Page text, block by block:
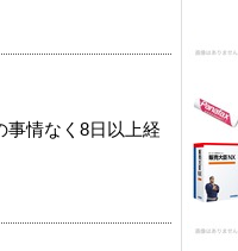
事情なく8日以上経